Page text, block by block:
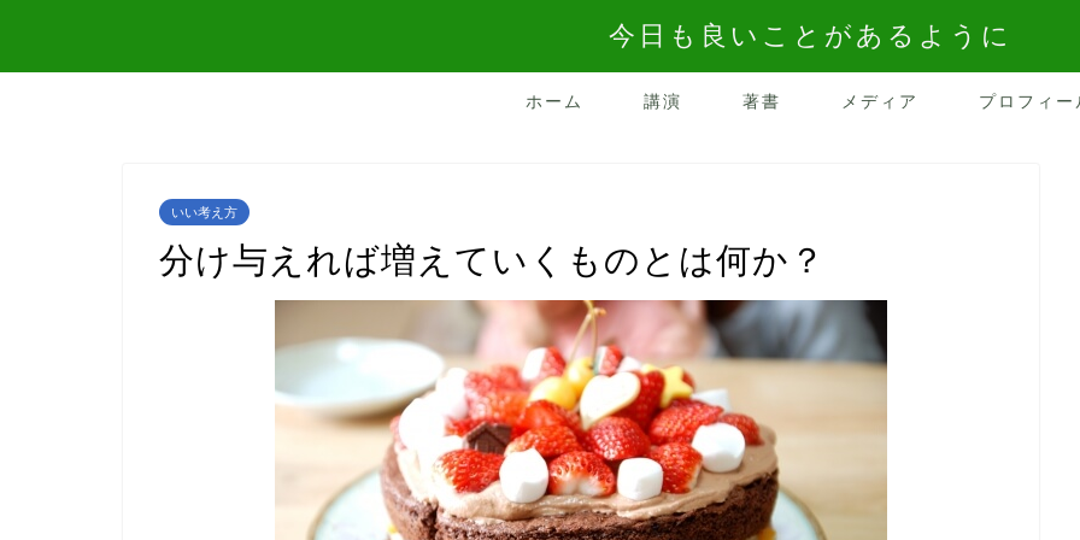
今日も良いことがあるように
ホーム 講演 著書 メディア プロフィー
いい考え方
分け与えれば増えていくものとは何か？